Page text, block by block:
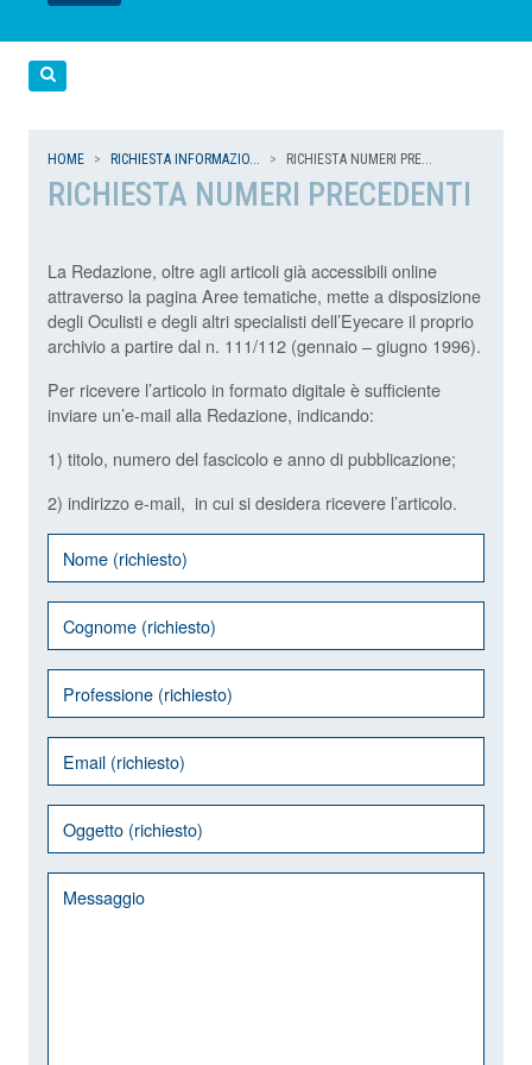
LEGGI
LEGGI
LEGGI
LEGGI
HOME RICHIESTA INFORMAZIO... RICHIESTA NUMERI PRE...
RICHIESTA NUMERI PRECEDENTI
La Redazione, oltre agli articoli già accessibili online
attraverso la pagina Aree tematiche, mette a disposizione
degli Oculisti e degli altri specialisti dell’Eyecare il proprio
archivio a partire dal n. 111/112 (gennaio – giugno 1996).
Per ricevere l’articolo in formato digitale è sufficiente
inviare un’e-mail alla Redazione, indicando:
1) titolo, numero del fascicolo e anno di pubblicazione;
2) indirizzo e-mail, in cui si desidera ricevere l’articolo.